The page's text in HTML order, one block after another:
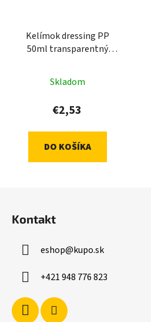
Kelímok dressing PP
50ml transparentný
Skladom
€2,53
DO KOŠÍKA
Kontakt
eshop@kupo.sk
+421 948 776 823